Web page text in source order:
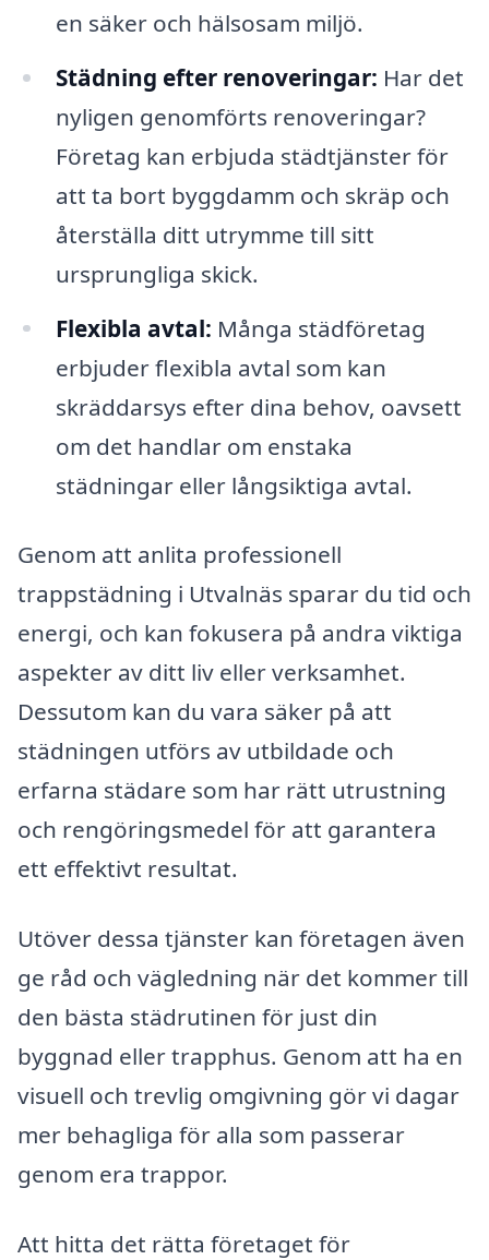
en säker och hälsosam miljö.
Städning efter renoveringar: Har det
nyligen genomförts renoveringar?
Företag kan erbjuda städtjänster för
att ta bort byggdamm och skräp och
återställa ditt utrymme till sitt
ursprungliga skick.
Flexibla avtal: Många städföretag
erbjuder flexibla avtal som kan
skräddarsys efter dina behov, oavsett
om det handlar om enstaka
städningar eller långsiktiga avtal.
Genom att anlita professionell
trappstädning i Utvalnäs sparar du tid och
energi, och kan fokusera på andra viktiga
aspekter av ditt liv eller verksamhet.
Dessutom kan du vara säker på att
städningen utförs av utbildade och
erfarna städare som har rätt utrustning
och rengöringsmedel för att garantera
ett effektivt resultat.
Utöver dessa tjänster kan företagen även
ge råd och vägledning när det kommer till
den bästa städrutinen för just din
byggnad eller trapphus. Genom att ha en
visuell och trevlig omgivning gör vi dagar
mer behagliga för alla som passerar
genom era trappor.
Att hitta det rätta företaget för